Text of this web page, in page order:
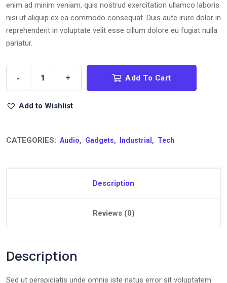
enim ad minim veniam, quis nostrud exercitation ullamco laboris
nisi ut aliquip ex ea commodo consequat. Duis aute irure dolor in
reprehenderit in voluptate velit esse cillum dolore eu fugiat nulla
pariatur.
- + Add To Cart
Add to Wishlist
CATEGORIES: Audio, Gadgets, Industrial , Tech
Description
Reviews (0)
Description
Sed ut perspiciatis unde omnis iste natus error sit voluptatem